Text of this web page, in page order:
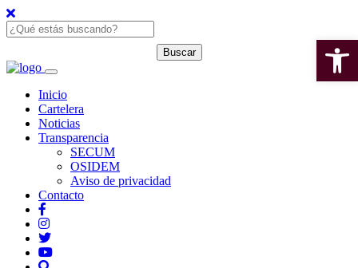
Inicio
Cartelera
Noticias
Transparencia
SECUM
OSIDEM
Aviso de privacidad
Contacto